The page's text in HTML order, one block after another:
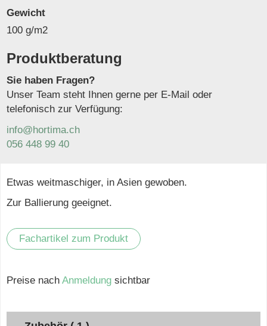
Gewicht
100 g/m2
Produktberatung
Sie haben Fragen?
Unser Team steht Ihnen gerne per E-Mail oder
telefonisch zur Verfügung:
info@hortima.ch
056 448 99 40
Etwas weitmaschiger, in Asien gewoben.
Zur Ballierung geeignet.
Fachartikel zum Produkt
Preise nach Anmeldung sichtbar